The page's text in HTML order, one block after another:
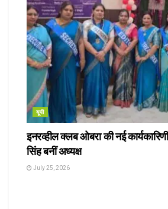
यूपी
इनरव्हील क्लब ओबरा की नई
सिंह बनीं अध्यक्ष
July 25, 2026